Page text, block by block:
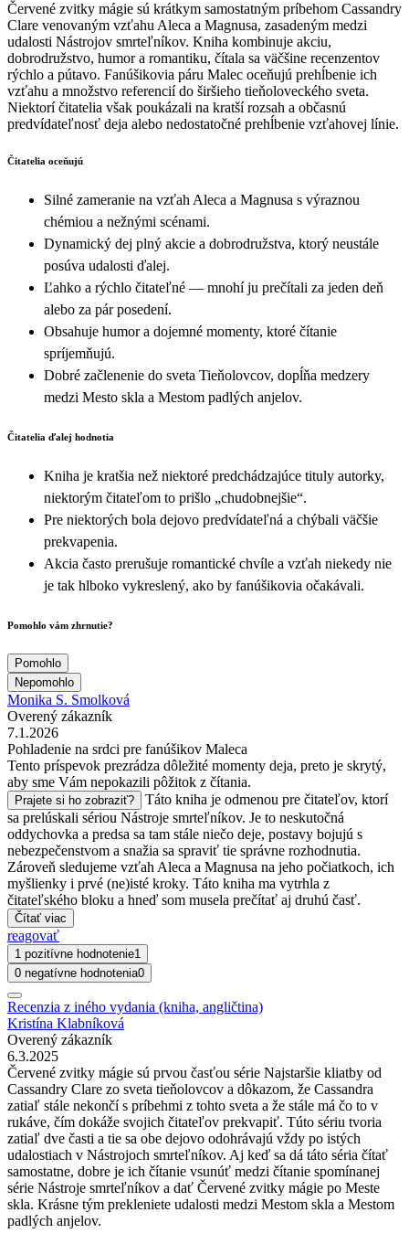
Červené zvitky mágie sú krátkym samostatným príbehom Cassandry
Clare venovaným vzťahu Aleca a Magnusa, zasadeným medzi
udalosti Nástrojov smrteľníkov. Kniha kombinuje akciu,
dobrodružstvo, humor a romantiku, čítala sa väčšine recenzentov
rýchlo a pútavo. Fanúšikovia páru Malec oceňujú prehĺbenie ich
vzťahu a množstvo referencií do širšieho tieňoloveckého sveta.
Niektorí čitatelia však poukázali na kratší rozsah a občasnú
predvídateľnosť deja alebo nedostatočné prehĺbenie vzťahovej línie.
Čitatelia oceňujú
Silné zameranie na vzťah Aleca a Magnusa s výraznou
chémiou a nežnými scénami.
Dynamický dej plný akcie a dobrodružstva, ktorý neustále
posúva udalosti ďalej.
Ľahko a rýchlo čitateľné — mnohí ju prečítali za jeden deň
alebo za pár posedení.
Obsahuje humor a dojemné momenty, ktoré čítanie
spríjemňujú.
Dobré začlenenie do sveta Tieňolovcov, dopĺňa medzery
medzi Mesto skla a Mestom padlých anjelov.
Čitatelia ďalej hodnotia
Kniha je kratšia než niektoré predchádzajúce tituly autorky,
niektorým čitateľom to prišlo „chudobnejšie“.
Pre niektorých bola dejovo predvídateľná a chýbali väčšie
prekvapenia.
Akcia často prerušuje romantické chvíle a vzťah niekedy nie
je tak hlboko vykreslený, ako by fanúšikovia očakávali.
Pomohlo vám zhrnutie?
Pomohlo
Nepomohlo
Monika S. Smolková
Overený zákazník
7.1.2026
Pohladenie na srdci pre fanúšikov Maleca
Tento príspevok prezrádza dôležité momenty deja, preto je skrytý,
aby sme Vám nepokazili pôžitok z čítania.
Prajete si ho zobraziť?
Táto kniha je odmenou pre čitateľov, ktorí
sa prelúskali sériou Nástroje smrteľníkov. Je to neskutočná
oddychovka a predsa sa tam stále niečo deje, postavy bojujú s
nebezpečenstvom a snažia sa spraviť tie správne rozhodnutia.
Zároveň sledujeme vzťah Aleca a Magnusa na jeho počiatkoch, ich
myšlienky i prvé (ne)isté kroky. Táto kniha ma vytrhla z
čitateľského bloku a hneď som musela prečítať aj druhú časť.
Čítať viac
reagovať
1 pozitívne hodnotenie1
0 negatívne hodnotenia0
Recenzia z iného vydania (kniha, angličtina)
Kristína Klabníková
Overený zákazník
6.3.2025
Červené zvitky mágie sú prvou časťou série Najstaršie kliatby od
Cassandry Clare zo sveta tieňolovcov a dôkazom, že Cassandra
zatiaľ stále nekončí s príbehmi z tohto sveta a že stále má čo to v
rukáve, čím dokáže svojich čitateľov prekvapiť. Túto sériu tvoria
zatiaľ dve časti a tie sa obe dejovo odohrávajú vždy po istých
udalostiach v Nástrojoch smrteľníkov. Aj keď sa dá táto séria čítať
samostatne, dobre je ich čítanie vsunúť medzi čítanie spomínanej
série Nástroje smrteľníkov a dať Červené zvitky mágie po Meste
skla. Krásne tým prekleniete udalosti medzi Mestom skla a Mestom
padlých anjelov.